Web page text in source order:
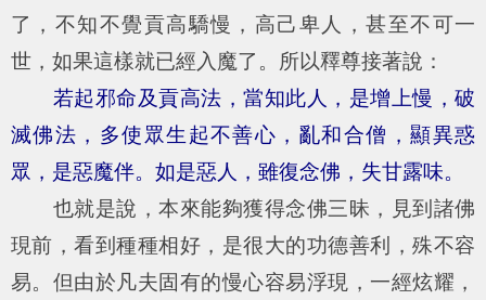
了，不知不覺貢高驕慢，高己卑人，甚至不可一
世，如果這樣就已經入魔了。所以釋尊接著說：
若起邪命及貢高法，當知此人，是增上慢，破
滅佛法，多使眾生起不善心，亂和合僧，顯異惑
眾，是惡魔伴。如是惡人，雖復念佛，失甘露味。
也就是說，本來能夠獲得念佛三昧，見到諸佛
現前，看到種種相好，是很大的功德善利，殊不容
易。但由於凡夫固有的慢心容易浮現，一經炫耀，